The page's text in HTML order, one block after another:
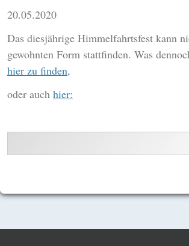
20.05.2020
Das diesjährige Himmelfahrtsfest kann
gewohnten Form stattfinden. Was
hier zu finden,
oder auch hier: